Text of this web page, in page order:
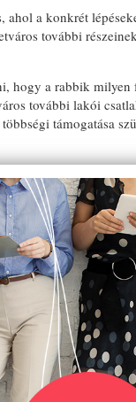
a konkrét
további
hogy a rabbik milyen
további lakói
támogatása